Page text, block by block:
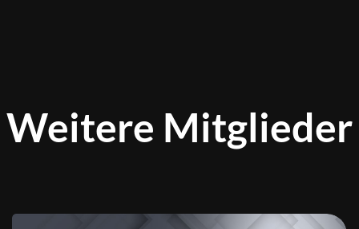
Weitere Mitglieder